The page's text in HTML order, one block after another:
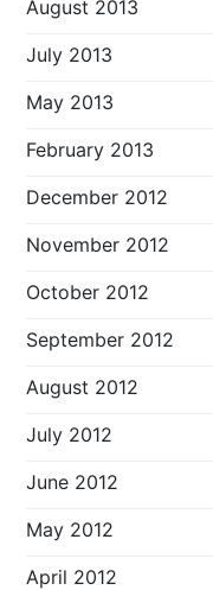
August 2013
July 2013
May 2013
February 2013
December 2012
November 2012
October 2012
September 2012
August 2012
July 2012
June 2012
May 2012
April 2012